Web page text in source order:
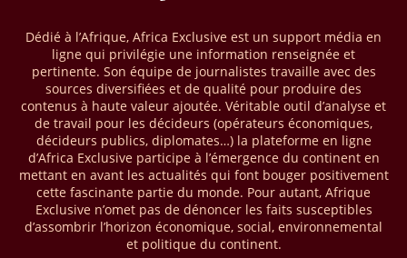
mobile money réalisées à l’échelle mondiale, qui s’est établie à 2091
milliards USD (+23 % par rapport à 2024). L’Afrique a également
enregistré environ 74 % du nombre de transactions de Mobile money
répertoriées l’an passé dans le monde, avec environ 92 milliards de
transactions (+16 % par rapport à 2024) sur un total de 125 milliards
dans le monde.
28/03/26 AFRIQUE - ECONOMIE CREATIVE
Une rapport publié dernièrement par le Boston Consulting Group, et
intitulé « Africa Unleashed: Empowering Women in Creative Industries
», dresse un état des lieux saisissant de l'économie créative africaine
à la fois dynamique et structurellement négligé. Ce secteur,
Dédié à l’Afrique, Africa Exclusive est un support média en
ligne qui privilégie une information renseignée et
pertinente. Son équipe de journalistes travaille avec des
sources diversifiées et de qualité pour produire des
contenus à haute valeur ajoutée. Véritable outil d’analyse et
de travail pour les décideurs (opérateurs économiques,
décideurs publics, diplomates…) la plateforme en ligne
d’Africa Exclusive participe à l’émergence du continent en
mettant en avant les actualités qui font bouger positivement
cette fascinante partie du monde. Pour autant, Afrique
Exclusive n’omet pas de dénoncer les faits susceptibles
d’assombrir l’horizon économique, social, environnemental
et politique du continent.